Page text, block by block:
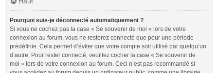
Pourquoi suis-je déconnecté automatiquement ?
Si vous ne cochez pas la case « Se souvenir de moi » lors de votre
connexion au forum, vous ne resterez connecté que pour une période
prédéfinie. Cela permet d’éviter que votre compte soit utilisé par quelqu’un
d’autre. Pour rester connecté, veuillez cocher la case « Se souvenir de
moi » lors de votre connexion au forum. Ceci n’est pas recommandé si